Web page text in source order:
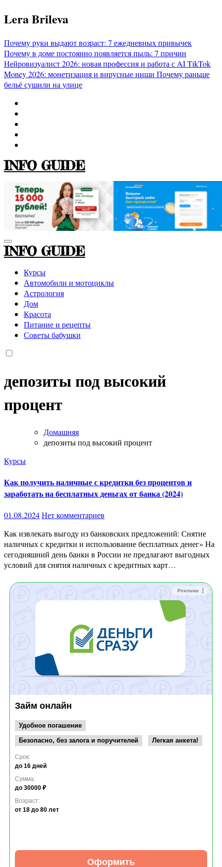
Перейти
к
Lera Brileva
Почему руки выдают возраст: 7 ежедневных привычек
Почему в доме постоянно появляется пыль: 7 причин
Нейровизуалист 2026: новая профессия и работа с AITikTok
Money 2026: монетизация и вирусные ниши Почему раньше
бельё сушили на улице
INFO GUIDE
INFO GUIDE
Курсы
Автомобили и мотоциклы
Астрология
Дом
Красота
Питание и рецепты
Советы бабушки
депозиты под высокий
процент
Домашняя
депозиты под высокий процент
Курсы
Как получить наличные с кредитки без процентов и
заработать на бесплатных деньгах от банка (2024)
01.08.2024Нет комментариев
Как извлекать выгоду из банковских предложений: Снятие
наличных с кредитки и использование бесплатных денег» На
сегодняшний день банки в России не предлагают выгодных
условий для снятия наличных с кредитных карт…
Реклама
Займ онлайн
Удобное погашение
Безопасно, без залога и поручителей
Легкая анкета!
Срок:
до 16 дней
Сумма:
до 30000 ₽
Возраст:
от 18 до 80 лет
Оформить